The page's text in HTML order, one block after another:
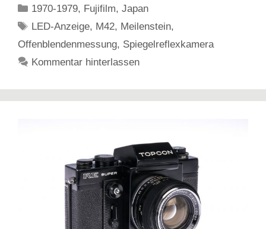
Kategorien
1970-1979, Fujifilm,Japan
Schlagwörter
LED-Anzeige, M42, Meilenstein,
Offenblendenmessung, Spiegelreflexkamera
Kommentar hinterlassen